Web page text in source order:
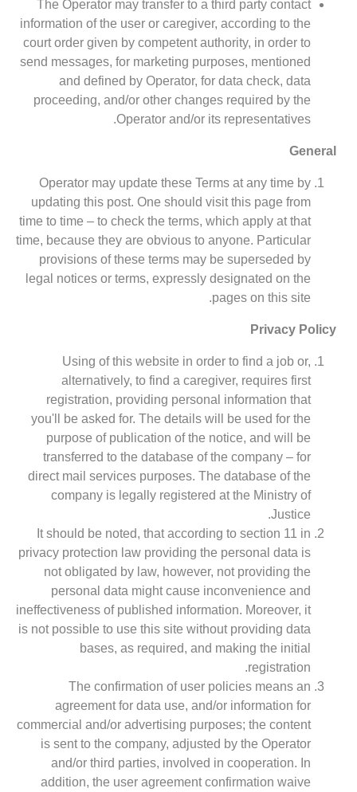
The Operator may transfer to a third party contact
information of the user or caregiver, according to the
court order given by competent authority, in order to
send messages, for marketing purposes, mentioned
and defined by Operator, for data check, data
proceeding, and/or other changes required by the
Operator and/or its representatives.
General
Operator may update these Terms at any time by
updating this post. One should visit this page from
time to time – to check the terms, which apply at that
time, because they are obvious to anyone. Particular
provisions of these terms may be superseded by
legal notices or terms, expressly designated on the
pages on this site.
Privacy Policy
Using of this website in order to find a job or,
alternatively, to find a caregiver, requires first
registration, providing personal information that
you'll be asked for. The details will be used for the
purpose of publication of the notice, and will be
transferred to the database of the company – for
direct mail services purposes. The database of the
company is legally registered at the Ministry of
Justice.
It should be noted, that according to section 11 in
privacy protection law providing the personal data is
not obligated by law, however, not providing the
personal data might cause inconvenience and
ineffectiveness of published information. Moreover, it
is not possible to use this site without providing data
bases, as required, and making the initial
registration.
The confirmation of user policies means an
agreement for data use, and/or information for
commercial and/or advertising purposes; the content
is sent to the company, adjusted by the Operator
and/or third parties, involved in cooperation. In
addition, the user agreement confirmation waive